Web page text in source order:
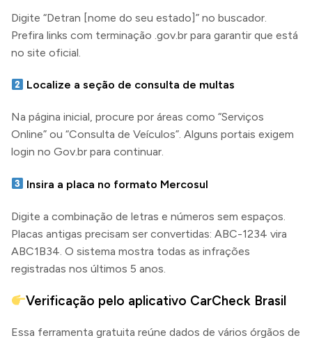
Digite “Detran [nome do seu estado]” no buscador.
Prefira links com terminação .gov.br para garantir que está
no site oficial.
Localize a seção de consulta de multas
Na página inicial, procure por áreas como “Serviços
Online” ou “Consulta de Veículos”. Alguns portais exigem
login no Gov.br para continuar.
Insira a placa no formato Mercosul
Digite a combinação de letras e números sem espaços.
Placas antigas precisam ser convertidas: ABC-1234 vira
ABC1B34. O sistema mostra todas as infrações
registradas nos últimos 5 anos.
Verificação pelo aplicativo CarCheck Brasil
Essa ferramenta gratuita reúne dados de vários órgãos de